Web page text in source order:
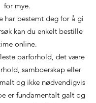
for mye.
har bestemt deg for å gi
kan du enkelt bestille
online.
parforhold, det være
samboerskap eller
og ikke nødvendigvis
er fundamentalt galt og